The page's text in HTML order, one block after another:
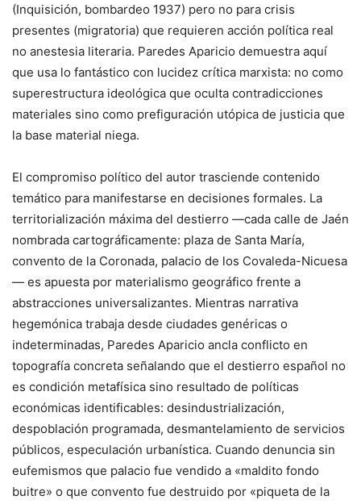
(Inquisición, bombardeo 1937) pero no para crisis
presentes (migratoria) que requieren acción política real
no anestesia literaria. Paredes Aparicio demuestra aquí
que usa lo fantástico con lucidez crítica marxista: no como
superestructura ideológica que oculta contradicciones
materiales sino como prefiguración utópica de justicia que
la base material niega.
El compromiso político del autor trasciende contenido
temático para manifestarse en decisiones formales. La
territorialización máxima del destierro —cada calle de Jaén
nombrada cartográficamente: plaza de Santa María,
convento de la Coronada, palacio de los Covaleda-Nicuesa
— es apuesta por materialismo geográfico frente a
abstracciones universalizantes. Mientras narrativa
hegemónica trabaja desde ciudades genéricas o
indeterminadas, Paredes Aparicio ancla conflicto en
topografía concreta señalando que el destierro español no
es condición metafísica sino resultado de políticas
económicas identificables: desindustrialización,
despoblación programada, desmantelamiento de servicios
públicos, especulación urbanística. Cuando denuncia sin
eufemismos que palacio fue vendido a «maldito fondo
buitre» o que convento fue destruido por «piqueta de la